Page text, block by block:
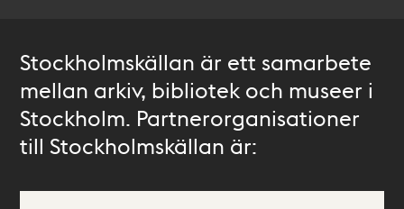
Stockholmskällan är ett samarbete
mellan arkiv, bibliotek och museer i
Stockholm. Partnerorganisationer
till Stockholmskällan är: